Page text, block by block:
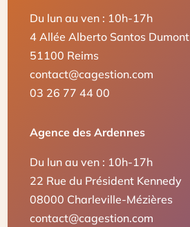
Du lun au ven : 10h-17h
4 Allée Alberto Santos Dumont
51100 Reims
contact@cagestion.com
03 26 77 44 00
Agence des Ardennes
Du lun au ven : 10h-17h
22 Rue du Président Kennedy
08000 Charleville-Mézières
contact@cagestion.com